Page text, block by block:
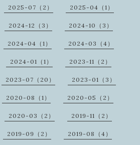
2025-07（2） 2025-04（1）
2024-12（3） 2024-10（3）
2024-04（1） 2024-03（4）
2024-01（1） 2023-11（2）
2023-07（20） 2023-01（3）
2020-08（1） 2020-05（2）
2020-03（2） 2019-11（2）
2019-09（2） 2019-08（4）